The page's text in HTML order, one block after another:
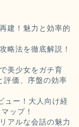
建！魅力と効率的
略法を徹底解説！
美少女をガチ育
評価、序盤の効率
ュー！大人向け経
ップ！
アルな会話の魅力